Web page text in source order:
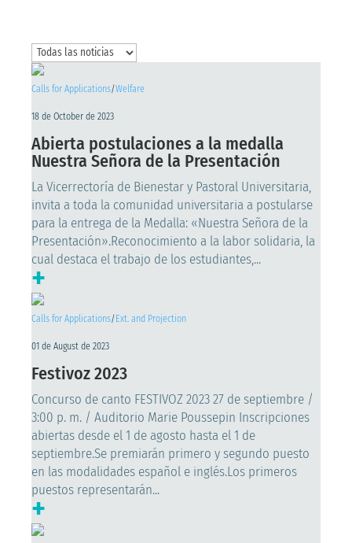
Calls for Applications/Welfare
18 de October de 2023
Abierta postulaciones a la medalla
Nuestra Señora de la Presentación
La Vicerrectoría de Bienestar y Pastoral Universitaria,
invita a toda la comunidad universitaria a postularse
para la entrega de la Medalla: «Nuestra Señora de la
Presentación».Reconocimiento a la labor solidaria, la
cual destaca el trabajo de los estudiantes,...
+
Calls for Applications/ Ext. and Projection
01 de August de 2023
Festivoz 2023
Concurso de canto FESTIVOZ 2023 27 de septiembre /
3:00 p. m. / Auditorio Marie Poussepin Inscripciones
abiertas desde el 1 de agosto hasta el 1 de
septiembre.Se premiarán primero y segundo puesto
en las modalidades español e inglés.Los primeros
puestos representarán...
+